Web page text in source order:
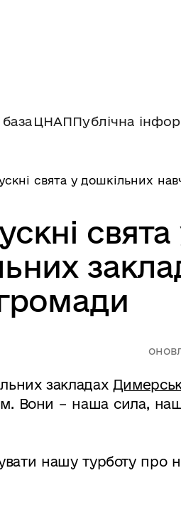
ЦНАППублічна
свята у дошкільних
свята
закладах
Вони – наша сила,
нашу турботу про